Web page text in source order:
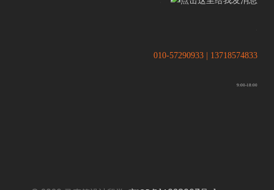
010-57290933 | 13718574833
9:00-18:00